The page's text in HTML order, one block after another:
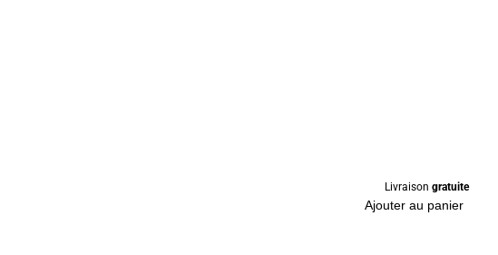
Livraison gratuite
Ajouter au panier